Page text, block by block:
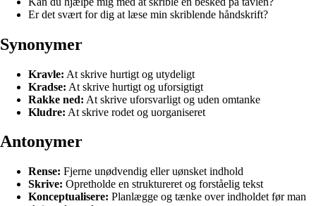
Er det svært for dig at læse min skriblende håndskrift?
Synonymer
Kravle: At skrive hurtigt og utydeligt
Kradse: At skrive hurtigt og uforsigtigt
Rakke ned: At skrive uforsvarligt og uden omtanke
Kludre: At skrive rodet og uorganiseret
Antonymer
Rense: Fjerne unødvendig eller uønsket indhold
Skrive: Opretholde en struktureret og forståelig tekst
Konceptualisere: Planlægge og tænke over indholdet før man